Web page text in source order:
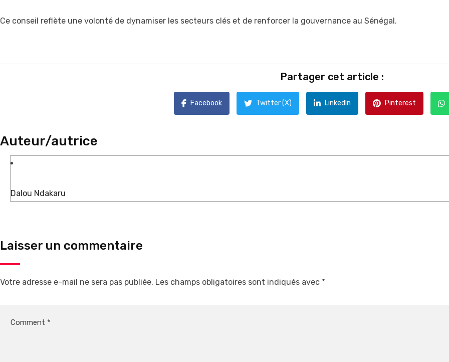
Ce conseil reflète une volonté de dynamiser les secteurs clés et de renforcer la gouvernance au Sénégal.
Partager cet article :
Facebook Twitter (X) LinkedIn Pinterest
Auteur/autrice
Dalou Ndakaru
Laisser un commentaire
Votre adresse e-mail ne sera pas publiée. Les champs obligatoires sont indiqués avec *